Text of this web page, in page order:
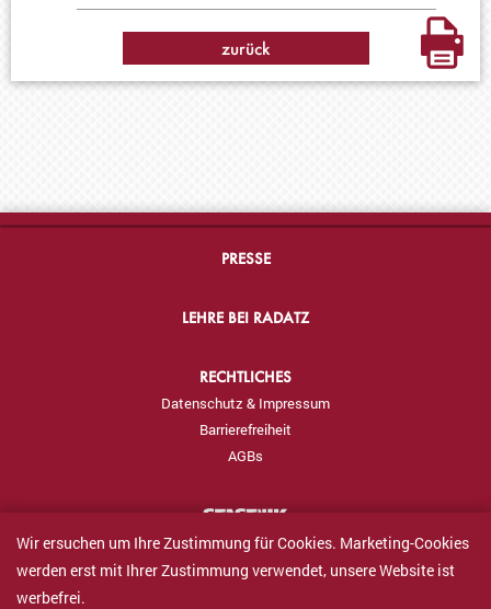
zurück
PRESSE
LEHRE BEI RADATZ
RECHTLICHES
Datenschutz & Impressum
Barrierefreiheit
AGBs
Wir ersuchen um Ihre Zustimmung für Cookies. Marketing-Cookies
werden erst mit Ihrer Zustimmung verwendet, unsere Website ist
werbefrei.